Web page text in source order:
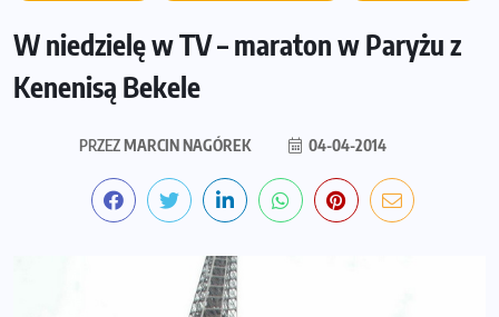
W niedzielę w TV – maraton w Paryżu z
Kenenisą Bekele
PRZEZMARCIN NAGÓREK 04-04-2014